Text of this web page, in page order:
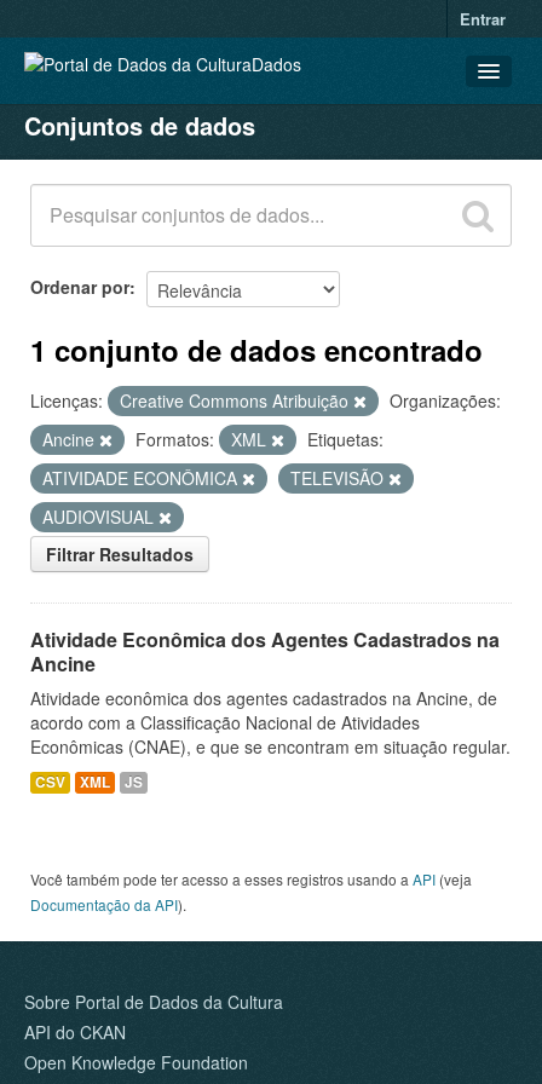
Entrar
CONJUNTOS DE DADOS
ORGANIZAÇÕES
GRUPOS
SOBRE
Conjuntos de dados
Ordenar por
1 conjunto de dados encontrado
Licenças: Creative Commons Atribuição
Organizações:
Ancine
Formatos: XML
Etiquetas:
ATIVIDADE ECONÔMICA
TELEVISÃO
AUDIOVISUAL
Filtrar Resultados
Atividade Econômica dos Agentes Cadastrados na
Ancine
Atividade econômica dos agentes cadastrados na Ancine, de
acordo com a Classificação Nacional de Atividades
Econômicas (CNAE), e que se encontram em situação regular.
CSV XML JS
Você também pode ter acesso a esses registros usando a API (veja
Documentação da API).
Sobre Portal de Dados da Cultura
API do CKAN
Open Knowledge Foundation